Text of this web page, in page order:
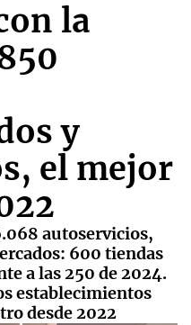
la
y
el mejor
autoservicios,
600 tiendas
a las 250 de 2024.
establecimientos
desde 2022